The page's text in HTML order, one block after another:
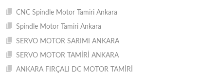
CNC Spindle Motor Tamiri Ankara
Spindle Motor Tamiri Ankara
SERVO MOTOR SARIMI ANKARA
SERVO MOTOR TAMİRİ ANKARA
ANKARA FIRÇALI DC MOTOR TAMİRİ